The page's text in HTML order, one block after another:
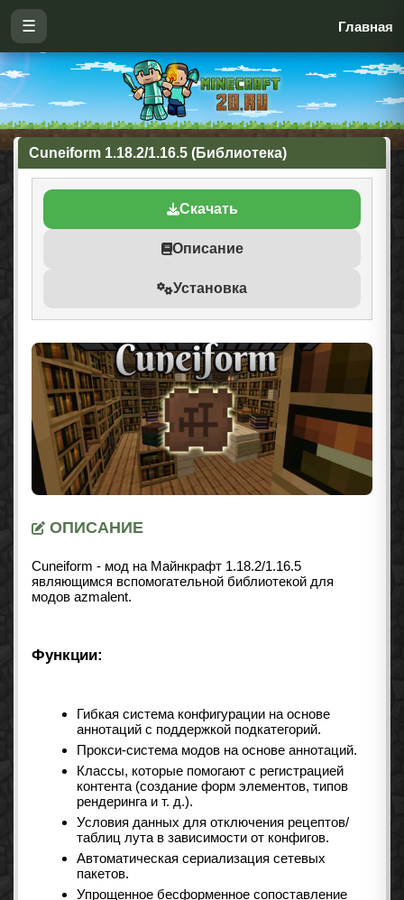
☰ Главная
Cuneiform 1.18.2/1.16.5 (Библиотека)
Скачать
Описание
Установка
ОПИСАНИЕ
Cuneiform - мод на Майнкрафт 1.18.2/1.16.5
являющимся вспомогательной библиотекой для
модов azmalent.
Функции:
Гибкая система конфигурации на основе
аннотаций с поддержкой подкатегорий.
Прокси-система модов на основе аннотаций.
Классы, которые помогают с регистрацией
контента (создание форм элементов, типов
рендеринга и т. д.).
Условия данных для отключения рецептов/
таблиц лута в зависимости от конфигов.
Автоматическая сериализация сетевых
пакетов.
Упрощенное бесформенное сопоставление